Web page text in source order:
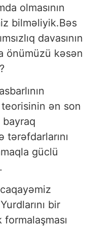
olmasının
bilməliyik.Bəs
davasının
önümüzü kəsən
ən son
bayraq
güclü
bir